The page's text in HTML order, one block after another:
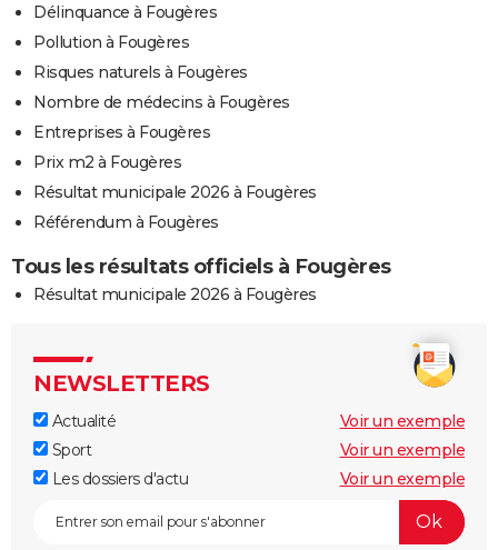
Délinquance à Fougères
Pollution à Fougères
Risques naturels à Fougères
Nombre de médecins à Fougères
Entreprises à Fougères
Prix m2 à Fougères
Résultat municipale 2026 à Fougères
Référendum à Fougères
Tous les résultats officiels à Fougères
Résultat municipale 2026 à Fougères
NEWSLETTERS
Actualité
Voir un exemple
Sport
Voir un exemple
Les dossiers d'actu
Voir un exemple